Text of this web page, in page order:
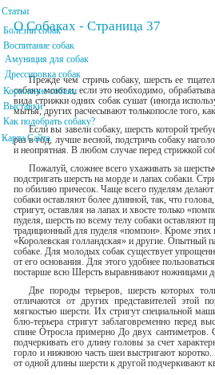
Статьи
Болезни собак
Воспитание собак
Амуниция для собак
Дрессировка собак
Кормление собаки
Выставки
Как подобрать собаку?
Карта Сайта
О Собаках - Страница 37
Прежде чем стричь собаку, шерсть ее
собаку моют и, если это необходимо,
вида стрижки одних собак сушат (иногда
мытья, других рас­чесывают толькопосле того,
Если вы завели собаку, шерсть которой
раз в год, лучше весной, подстричь собаку
и неопрятная. В любом случае перед стрижкой
Пожалуй, сложнее всего ухаживать за
подстригать шерсть на морде и лапах собаки.
по обилию приче­сок. Чаще всего пуделям
собаки оставляют бо­лее длинной, так, что
стригут, оставляя на лапах и хвосте только
пуделя, шерсть по всему телу собаки
традиционный для пуделя «помпон». Кроме этих
«Королевская голландская» и другие. Опытный
собаке. Для молодых собак существует
от его основания. Для этого удобнее
постарше всю Шерсть выравнивают ножницами
Две породы терьеров, шерсть которых
отличают­ся от других представителей этой
мягкостью шерсти. Их стригут специальной
блю-терьера стригут заблаговременно перед
спине Отросла пример­но До двух сантиметров.
подчеркивать его длину головы за счет
горло и ниж­нюю часть шеи выстригают коротко.
от одной длины шерсти к другой подчеркивают